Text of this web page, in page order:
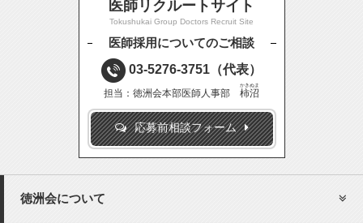
医師リクルートサイト
Tokushukai Group Doctors Recruit Site
医師採用についてのご相談
03-5276-3751 （代表）
担当：徳洲会本部医師人事部 柿沼
かきぬま
応募前相談フォーム
徳洲会について